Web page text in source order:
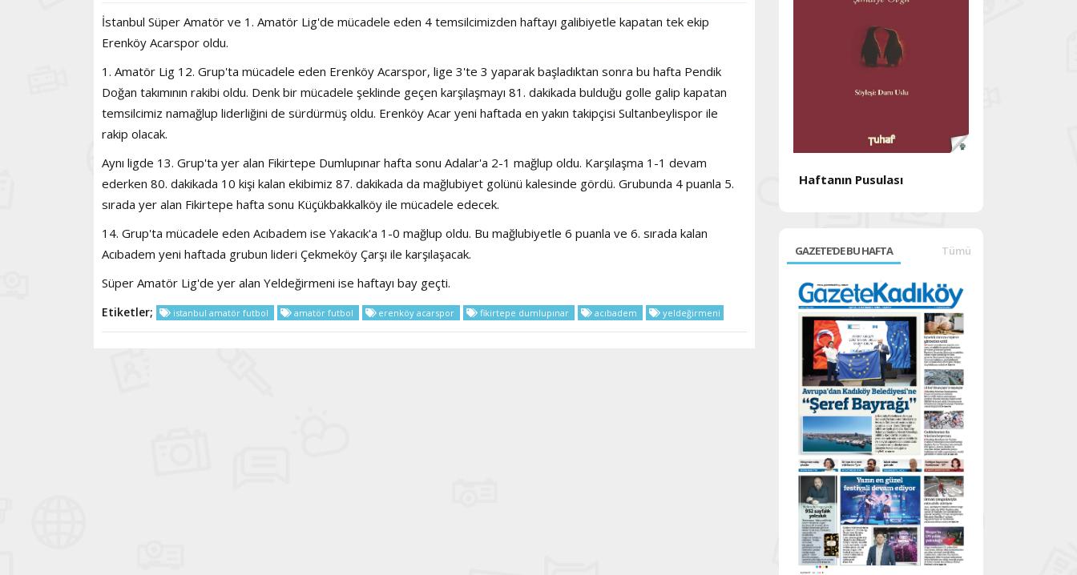
İstanbul Süper Amatör ve 1. Amatör Lig'de mücadele eden 4 temsilcimizden haftayı galibiyetle kapatan tek ekip
Erenköy Acarspor oldu.
1. Amatör Lig 12. Grup'ta mücadele eden Erenköy Acarspor, lige 3'te 3 yaparak başladıktan sonra bu hafta Pendik
Doğan takımının rakibi oldu. Denk bir mücadele şeklinde geçen karşılaşmayı 81. dakikada bulduğu golle galip kapatan
temsilcimiz namağlup liderliğini de sürdürmüş oldu. Erenköy Acar yeni haftada en yakın takipçisi Sultanbeylispor ile
rakip olacak.
Aynı ligde 13. Grup'ta yer alan Fikirtepe Dumlupınar hafta sonu Adalar'a 2-1 mağlup oldu. Karşılaşma 1-1 devam
ederken 80. dakikada 10 kişi kalan ekibimiz 87. dakikada da mağlubiyet golünü kalesinde gördü. Grubunda 4 puanla 5.
sırada yer alan Fikirtepe hafta sonu Küçükbakkalköy ile mücadele edecek.
14. Grup'ta mücadele eden Acıbadem ise Yakacık'a 1-0 mağlup oldu. Bu mağlubiyetle 6 puanla ve 6. sırada kalan
Acıbadem yeni haftada grubun lideri Çekmeköy Çarşı ile karşılaşacak.
Süper Amatör Lig'de yer alan Yeldeğirmeni ise haftayı bay geçti.
Etiketler; istanbul amatör futbol amatör futbol erenköy acarspor fikirtepe dumlupınar acıbadem yeldeğirmeni
Haftanın Sinevizyonu Haftanın Pusulası
Haftanın Pusulası
GAZETE'DE BU HAFTA Tümü